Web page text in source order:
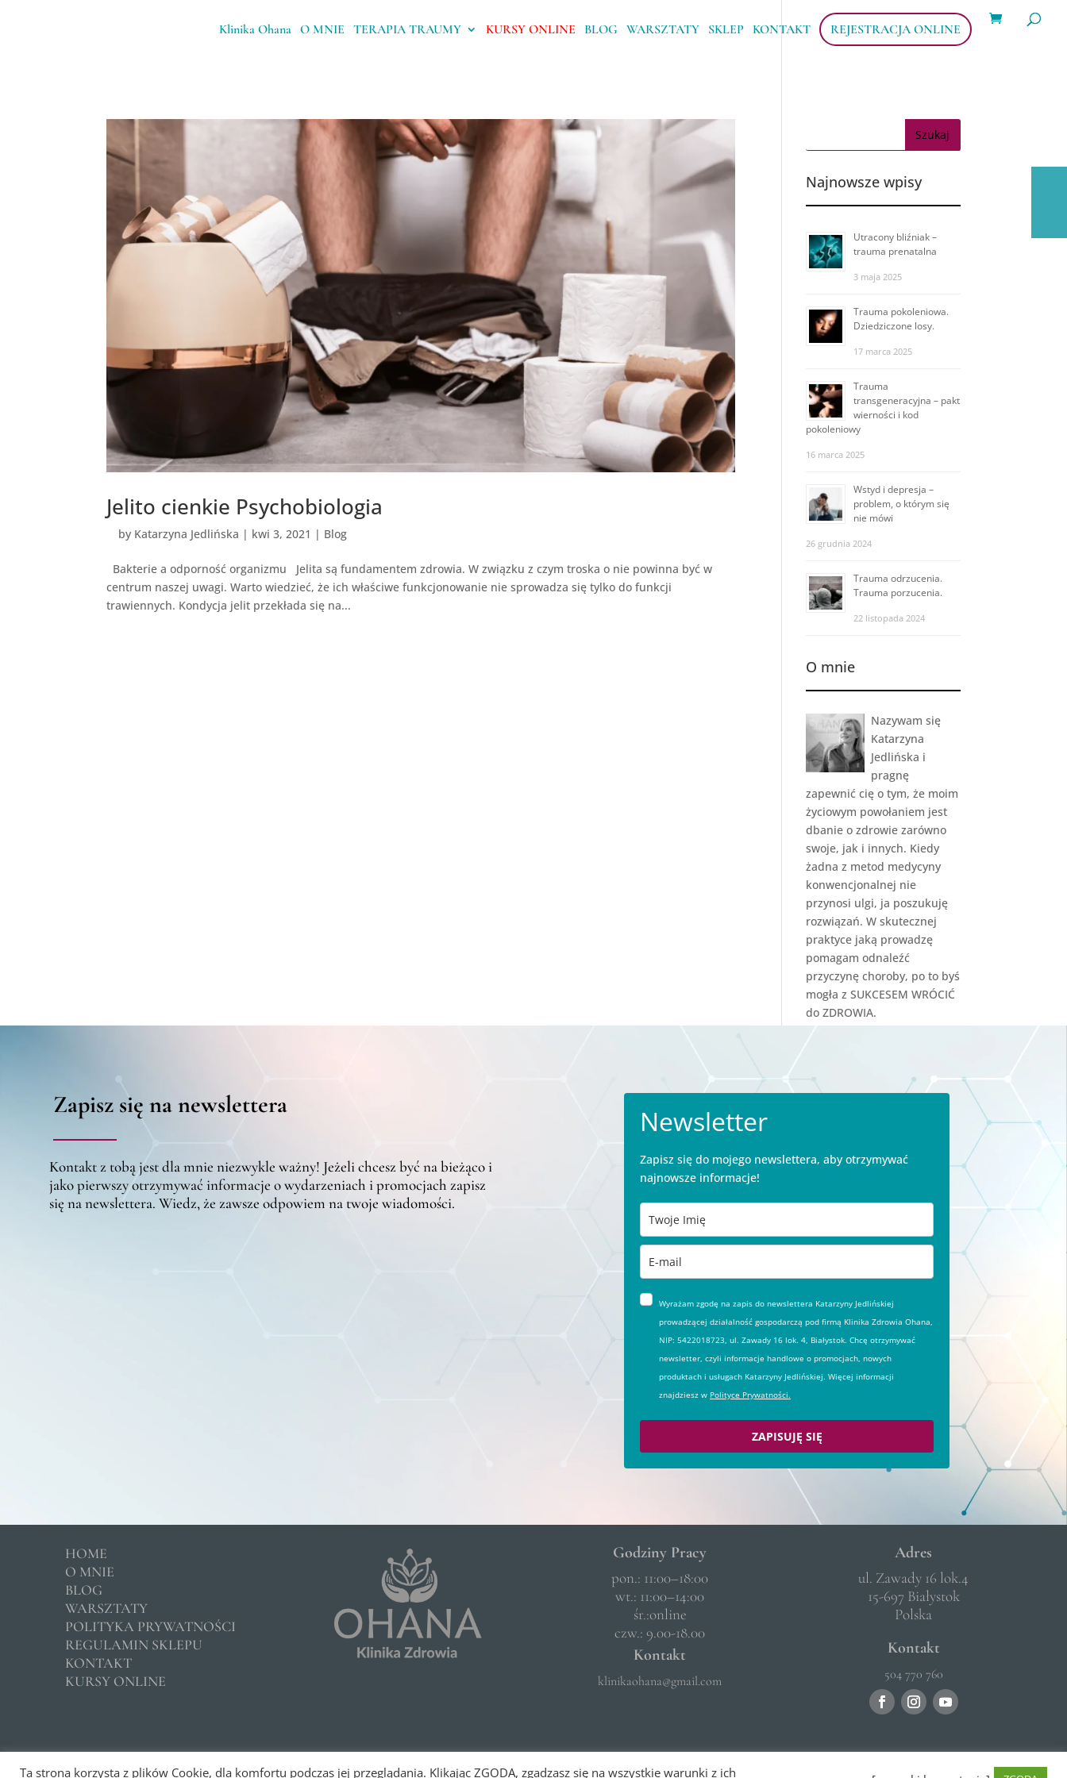
Klinika Ohana O MNIE TERAPIA TRAUMY KURSY ONLINE BLOG WARSZTATY SKLEP KONTAKT REJESTRACJA ONLINE
produktów
Jelito cienkie Psychobiologia
by Katarzyna Jedlińska | kwi 3, 2021 | Blog
Bakterie a odporność organizmu Jelita są fundamentem zdrowia. W związku z czym troska o nie powinna być w
centrum naszej uwagi. Warto wiedzieć, że ich właściwe funkcjonowanie nie sprowadza się tylko do funkcji
trawiennych. Kondycja jelit przekłada się na...
Najnowsze wpisy
Utracony bliźniak –
trauma prenatalna
3 maja 2025
Trauma pokoleniowa.
Dziedziczone losy.
17 marca 2025
Trauma
transgeneracyjna – pakt
wierności i kod
pokoleniowy
16 marca 2025
Wstyd i depresja –
problem, o którym się
nie mówi
26 grudnia 2024
Trauma odrzucenia.
Trauma porzucenia.
22 listopada 2024
O mnie
Nazywam się
Katarzyna
Jedlińska i
pragnę
zapewnić cię o tym, że moim
życiowym powołaniem jest
dbanie o zdrowie zarówno
swoje, jak i innych. Kiedy
żadna z metod medycyny
konwencjonalnej nie
przynosi ulgi, ja poszukuję
rozwiązań. W skutecznej
praktyce jaką prowadzę
pomagam odnaleźć
przyczynę choroby, po to byś
mogła z SUKCESEM WRÓCIĆ
do ZDROWIA.
Zapisz się na newslettera
Kontakt z tobą jest dla mnie niezwykle ważny! Jeżeli chcesz być na bieżąco i
jako pierwszy otrzymywać informacje o wydarzeniach i promocjach zapisz
się na newslettera. Wiedz, że zawsze odpowiem na twoje wiadomości.
Newsletter
Zapisz się do mojego newslettera, aby otrzymywać
najnowsze informacje!
Wyrażam zgodę na zapis do newslettera Katarzyny Jedlińskiej
prowadzącej działalność gospodarczą pod firmą Klinika Zdrowia Ohana,
NIP: 5422018723, ul. Zawady 16 lok. 4, Białystok. Chcę otrzymywać
newsletter, czyli informacje handlowe o promocjach, nowych
produktach i usługach Katarzyny Jedlińskiej. Więcej informacji
znajdziesz w Polityce Prywatności.
ZAPISUJĘ SIĘ
HOME
O MNIE
BLOG
WARSZTATY
POLITYKA PRYWATNOŚCI
REGULAMIN SKLEPU
KONTAKT
KURSY ONLINE
Godziny Pracy
pon.: 11:00–18:00
wt.: 11:00–14:00
śr.:online
czw.: 9.00-18.00
Kontakt
klinikaohana@gmail.com
Adres
ul. Zawady 16 lok.4
15-697 Białystok
Polska
Kontakt
504 770 760
Copyright © 2026 –Klinika Ohana
Ta strona korzysta z plików Cookie, dla komfortu podczas jej przeglądania. Klikając ZGODA, zgadzasz się na wszystkie warunki z ich